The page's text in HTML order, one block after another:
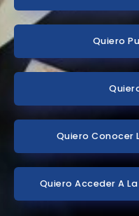
Quiero
Quiero Conocer
Quiero Acceder A